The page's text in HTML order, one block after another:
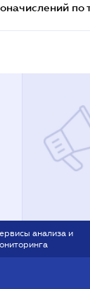
анализа и